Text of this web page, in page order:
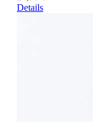
Details